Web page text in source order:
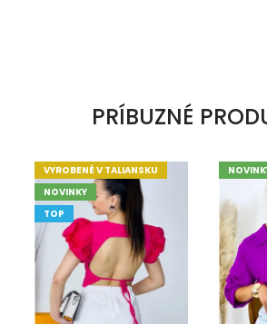
PRÍBUZNÉ
VYROBENÉ V TALIANSKU
NOVINKY
TOP